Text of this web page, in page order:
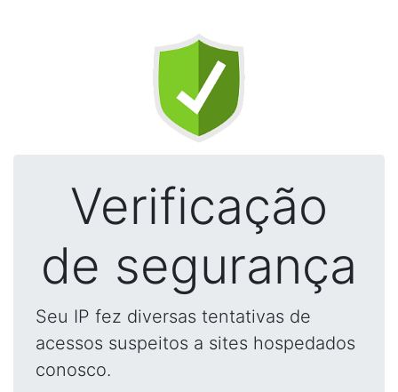
Verificação
de segurança
Seu IP fez diversas tentativas de
acessos suspeitos a sites hospedados
conosco.